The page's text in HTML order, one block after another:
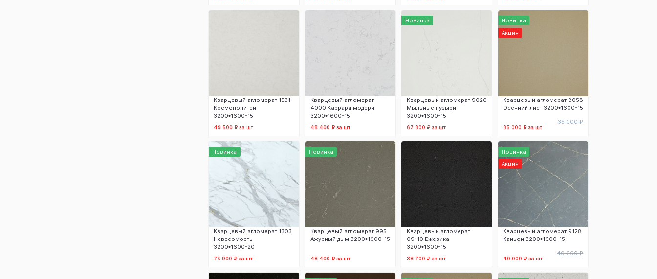
В корзину В корзину
Кварцевый агломерат 1531
Космополитен
3200*1600*15
49 500 ₽ за шт
В корзину
Кварцевый агломерат
4000 Каррара модерн
3200*1600*15
48 400 ₽ за шт
В корзину
Новинка
Кварцевый агломерат 9026
Мыльные пузыри
3200*1600*15
67 800 ₽ за шт
Новинка
Акция
Кварцевый агломерат 8058
Осенний лист 3200*1600*15
35 000 ₽ за шт
35 000 ₽
В корзину
Новинка
Кварцевый агломерат 1303
Невесомость
3200*1600*20
75 900 ₽ за шт
Новинка
Кварцевый агломерат 995
Ажурный дым 3200*1600*15
48 400 ₽ за шт
В корзину
Кварцевый агломерат
09110 Ежевика
3200*1600*15
38 700 ₽ за шт
В корзину
Новинка
Акция
Кварцевый агломерат 9128
Каньон 3200*1600*15
40 000 ₽ за шт
40 000 ₽
В корзину